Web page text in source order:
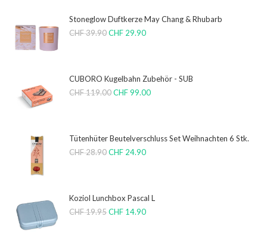
Stoneglow Duftkerze May Chang & Rhubarb
CHF39.90 CHF 29.90
CUBORO Kugelbahn Zubehör - SUB
CHF119.00 CHF99.00
Tütenhüter Beutelverschluss Set Weihnachten 6 Stk.
CHF28.90 CHF 24.90
Koziol Lunchbox Pascal L
CHF19.95 CHF 14.90